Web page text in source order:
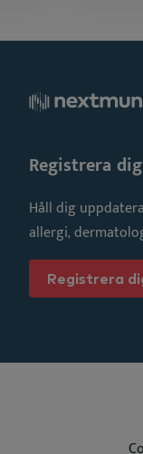
Registrera
Håll dig
allergi,
Registrera